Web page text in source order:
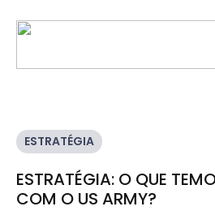
ESTRATÉGIA
ESTRATÉGIA: O QUE
COM O US ARMY?